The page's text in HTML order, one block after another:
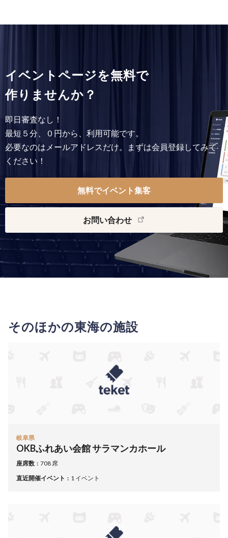
イベントページを無料で
作りませんか？
即日審査なし！
最短５分、０円から、利用可能です。
必要なのはメールアドレスだけ。まずは会員登録してみて
ください！
無料でイベント集客
お問い合わせ
そのほかの東海の施設
岐阜県
OKBふれあい会館 サラマンカホール
座席数
708 席
直近開催イベント
1 イベント